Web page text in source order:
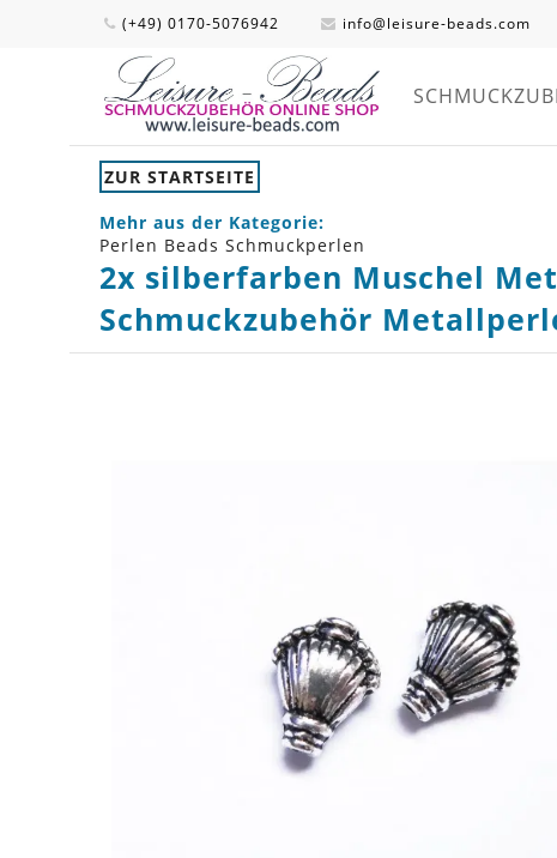
(+49) 0170-5076942 info@leisure-beads.com
ZUR STARTSEITE
Mehr aus der Kategorie:
Perlen Beads Schmuckperlen
2x silberfarben Muschel
Schmuckzubehör